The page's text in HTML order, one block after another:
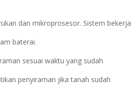
dan mikroprosesor. Sistem bekerja
baterai.
sesuai waktu yang sudah
penyiraman jika tanah sudah